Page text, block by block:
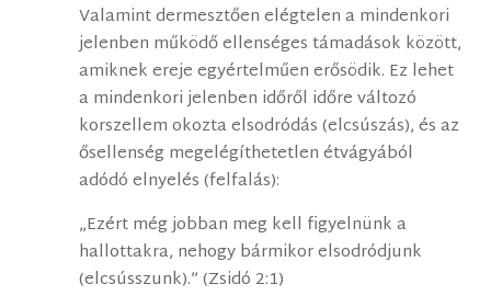
Valamint dermesztően elégtelen a mindenkori
jelenben működő ellenséges támadások között,
amiknek ereje egyértelműen erősödik. Ez lehet
a mindenkori jelenben időről időre változó
korszellem okozta elsodródás (elcsúszás), és az
ősellenség megelégíthetetlen étvágyából
adódó elnyelés (felfalás):
„Ezért még jobban meg kell figyelnünk a
hallottakra, nehogy bármikor elsodródjunk
(elcsússzunk).” (Zsidó 2:1)